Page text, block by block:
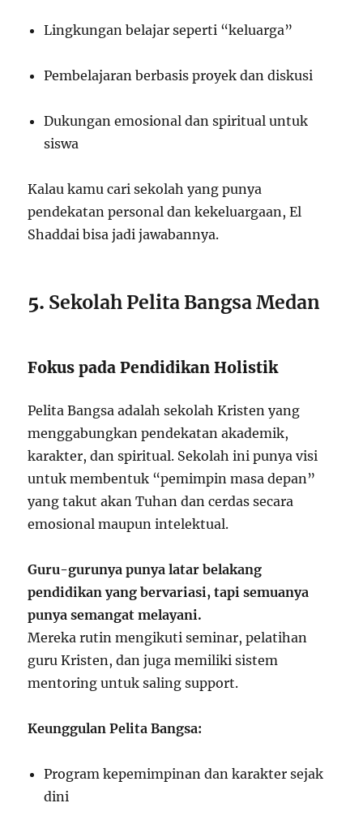
Lingkungan belajar seperti “keluarga”
Pembelajaran berbasis proyek dan diskusi
Dukungan emosional dan spiritual untuk
siswa
Kalau kamu cari sekolah yang punya
pendekatan personal dan kekeluargaan, El
Shaddai bisa jadi jawabannya.
5. Sekolah Pelita Bangsa Medan
Fokus pada Pendidikan Holistik
Pelita Bangsa adalah sekolah Kristen yang
menggabungkan pendekatan akademik,
karakter, dan spiritual. Sekolah ini punya visi
untuk membentuk “pemimpin masa depan”
yang takut akan Tuhan dan cerdas secara
emosional maupun intelektual.
Guru-gurunya punya latar belakang
pendidikan yang bervariasi, tapi semuanya
punya semangat melayani.
Mereka rutin mengikuti seminar, pelatihan
guru Kristen, dan juga memiliki sistem
mentoring untuk saling support.
Keunggulan Pelita Bangsa:
Program kepemimpinan dan karakter sejak
dini